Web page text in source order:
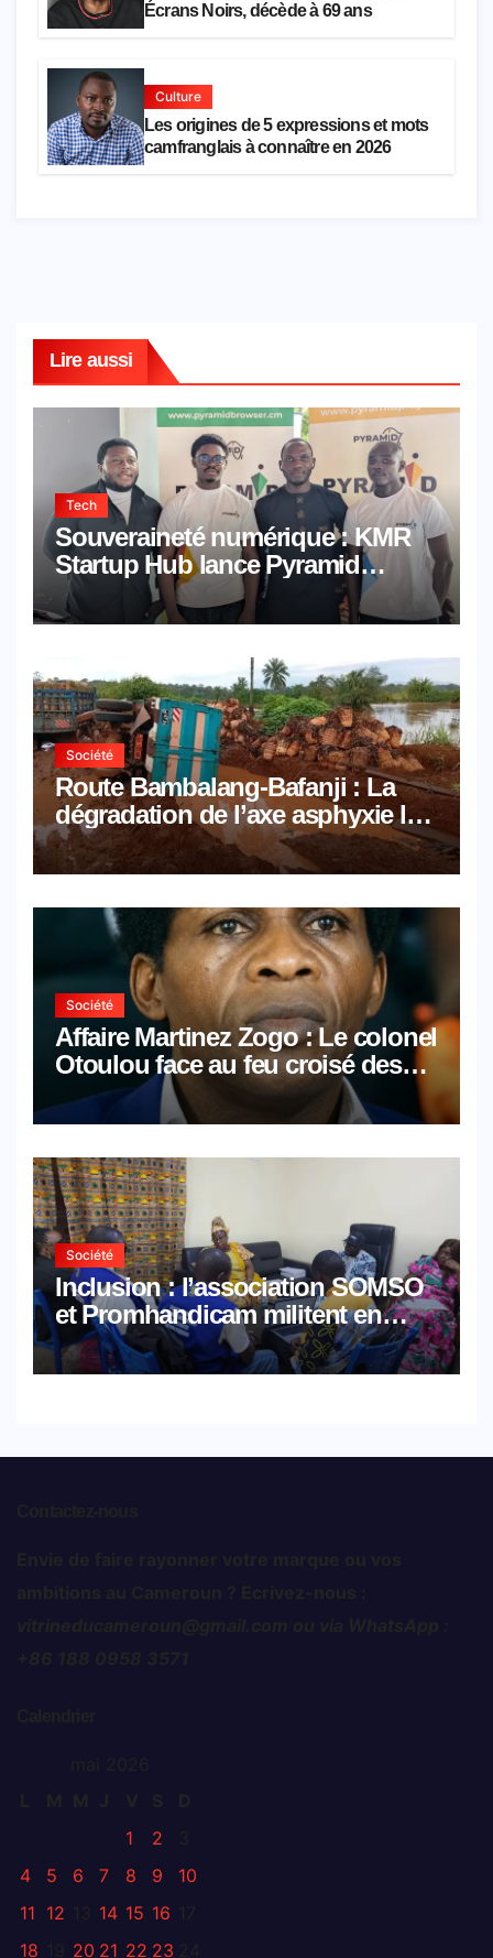
Écrans Noirs, décède à 69 ans
Culture
Les origines de 5 expressions et mots
camfranglais à connaître en 2026
Lire aussi
Tech
Souveraineté numérique : KMR
Startup Hub lance Pyramid
Browser et Pyramid Mail, deux
solutions numériques made in
Société
Route Bambalang-Bafanji : La
dégradation de l’axe asphyxie les
activités économiques
Société
Affaire Martinez Zogo : Le colonel
Otoulou face au feu croisé des
avocats de la défense
Société
Inclusion : l’association SOMSO
et Promhandicam militent en
faveur d’une réforme des
formations en hôtellerie-
1
2
4
5 6 7 8 9
10
11 12 14 15 16
18
20 21 22 23